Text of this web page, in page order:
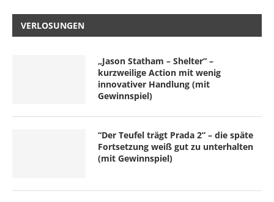
VERLOSUNGEN
„Jason Statham – Shelter“ –
kurzweilige Action mit wenig
innovativer Handlung (mit
Gewinnspiel)
“Der Teufel trägt Prada 2” – die späte
Fortsetzung weiß gut zu unterhalten
(mit Gewinnspiel)